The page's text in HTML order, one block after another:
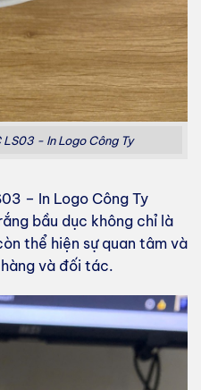
LS03 - In Logo Công Ty
– In Logo Công Ty
bầu dục không chỉ là
thể hiện sự quan tâm và
và đối tác.